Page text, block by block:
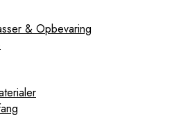
& Opbevaring